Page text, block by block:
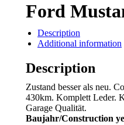
Ford
Description
Additional information
Description
Zustand besser als neu.
430km. Komplett Leder.
Garage Qualität.
Baujahr/Construction